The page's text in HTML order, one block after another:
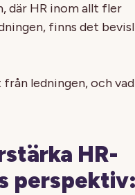
där HR inom allt fler
finns det
ledningen, och vad
HR-
perspektiv: